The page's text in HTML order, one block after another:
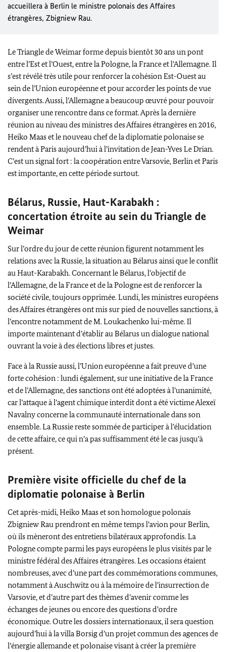
accueillera à Berlin le ministre polonais des Affaires
étrangères, Zbigniew Rau.
Le Triangle deWeimarforme depuis bientôt 30 ans un pont
entre l’Est et l’Ouest, entre la Pologne, la France et l’Allemagne. Il
s’est révélé très utile pour renforcer la cohésion Est-Ouest au
sein de l’Union européenne et pour accorder les points de vue
divergents. Aussi, l’Allemagne a beaucoup œuvré pour pouvoir
organiser une rencontre dans ce format. Après la dernière
réunion au niveau des ministres des Affaires étrangères en 2016,
Heiko Maaset le nouveau chef de la diplomatie polonaise se
rendent à Paris aujourd’hui à l’invitation de Jean-Yves Le Drian.
C’est un signal fort : la coopération entre Varsovie, Berlin et Paris
est importante, en cette période surtout.
Bélarus, Russie, Haut-Karabakh :
concertation étroite au sein du Triangle de
Weimar
Sur l’ordre du jour de cette réunion figurent notamment les
relations avec la Russie, la situation au Bélarus ainsi que le conflit
au Haut-Karabakh. Concernant le Bélarus, l’objectif de
l’Allemagne, de la France et de la Pologne est de renforcer la
société civile, toujours opprimée. Lundi, les ministres européens
des Affaires étrangères ont mis sur pied de nouvelles sanctions, à
l’encontre notamment de M.Loukachenko lui-même. Il
importe maintenant d’établir au Bélarus un dialogue national
ouvrant la voie à des élections libres et justes.
Face à la Russie aussi, l’Union européenne a fait preuve d’une
forte cohésion : lundi également, sur une initiative de la France
et de l’Allemagne, des sanctions ont été adoptées à l’unanimité,
car l’attaque à l’agent chimique interdit dont a été victimeAlexeï
Navalnyconcerne la communauté internationale dans son
ensemble. La Russie reste sommée de participer à l’élucidation
de cette affaire, ce qui n’a pas suffisamment été le cas jusqu’à
présent.
Première visite officielle du chef de la
diplomatie polonaise à Berlin
Cet après-midi,Heiko Maaset son homologue polonais
ZbigniewRau prendront en même temps l’avion pour Berlin,
où ils mèneront des entretiens bilatéraux approfondis. La
Pologne compte parmi les pays européens le plus visités par le
ministre fédéral des Affaires étrangères. Les occasions étaient
nombreuses, avec d’une part des commémorations communes,
notamment à Auschwitzou à la mémoire de l’insurrection de
Varsovie, et d’autre part des thèmes d’avenir comme les
échanges de jeunes ou encore des questions d’ordre
économique. Outre les dossiers internationaux, il sera question
aujourd’hui à la villaBorsigd’un projet commun des agences de
l’énergie allemande et polonaise visant à créer la première